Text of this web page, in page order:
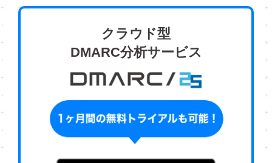
クラウド型
DMARC分析サービス